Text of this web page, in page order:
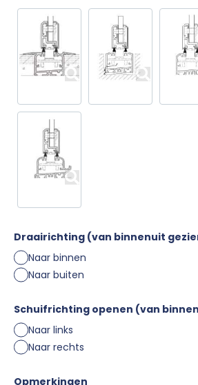
Draairichting (van binnenuit
Naar binnen
Naar buiten
Schuifrichting openen (van
Naar links
Naar rechts
Opmerkingen